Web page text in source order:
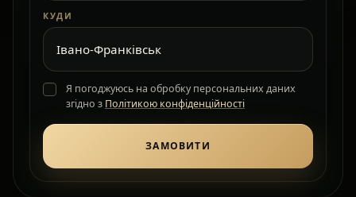
КУДИ
Я погоджуюсь на обробку персональних даних
згідно з Політикою конфіденційності
ЗАМОВИТИ